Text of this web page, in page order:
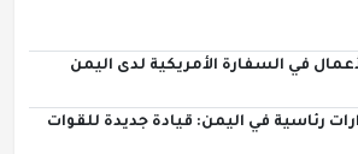
في السفارة الأمريكية لدى اليمن
رئاسية في اليمن: قيادة جديدة للقوات